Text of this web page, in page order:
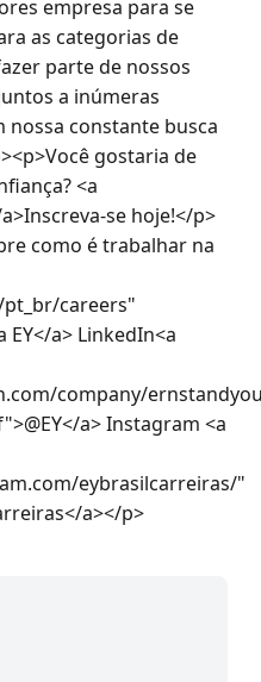
empresa para se
as categorias de
parte de nossos
a inúmeras
nossa constante busca
gostaria de
<a
se hoje!</p>
como é trabalhar na
careers"
a> LinkedIn<a
company/
a> Instagram <a
eybrasilcarreiras/"
a></p>